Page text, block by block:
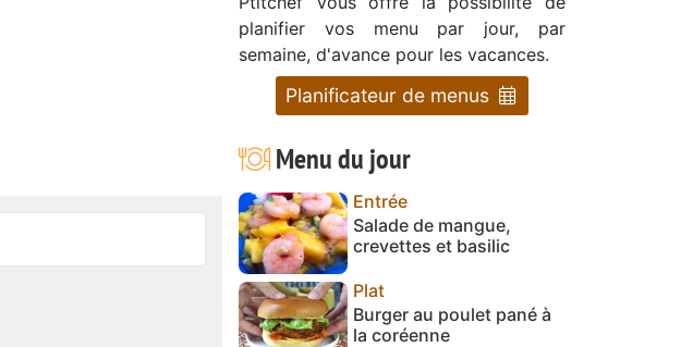
planifier vos menu par jour, par
semaine, d'avance pour les vacances.
Planificateur de menus
Menu du jour
Entrée
Salade de mangue,
crevettes et basilic
Plat
Burger au poulet pané à
la coréenne